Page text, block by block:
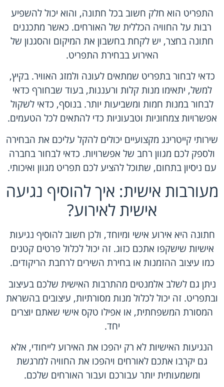
התפריט הוא חלק חשוב בכל חתונה, והוא יכול להשפיע
רבות על החוויה הכללית של האורחים. כאשר מתכננים
חתונה בחצר, יש לקחת בחשבון את המיקום והסגנון של
האירוע בבחירת התפריט.
כדאי לבחור בתפריט שמתאים לעונה ולמזג האוויר. בקיץ,
למשל, יתאימו מנות קלות ורעננות, בעוד שבחורף כדאי
לבחור במנות חמות ומשביעות יותר. בנוסף, כדאי לשקול
אפשרויות צמחוניות וטבעוניות כדי להתאים לכל הטעמים.
שירותי קייטרינג מקצועיים יכולים להקל עליכם את הבחירה
ולספק לכם מגוון רחב של אפשרויות. כדאי לבחור בחברה
עם ניסיון בתחום, שתוכל להציע לכם תפריט מגוון ואיכותי.
מעורבות אישית: איך להוסיף נגיעה
אישית לאירוע?
חתונה היא אירוע אישי ומיוחד, ולכן חשוב להוסיף נגיעות
אישיות שישקפו אתכם כזוג. זה יכול לכלול פרטים קטנים
כמו עיצוב ההזמנות או בחירת השירים לרחבת הריקודים.
ניתן גם לשלב אלמנטים מהתרבות האישית שלכם בעיצוב
ובתפריט. זה יכול לכלול מנות מסורתיות, עיצובים בהשראת
המסורת המשפחתית, או אפילו טקס אישי שאתם יוצרים
יחד.
הנגיעות האישיות לא רק יהפכו את האירוע לייחודי, אלא
גם יקרבו אתכם לאורחים ויהפכו את החוויה למרגשת
ומשמעותית יותר עבורכם ועבור האורחים שלכם.